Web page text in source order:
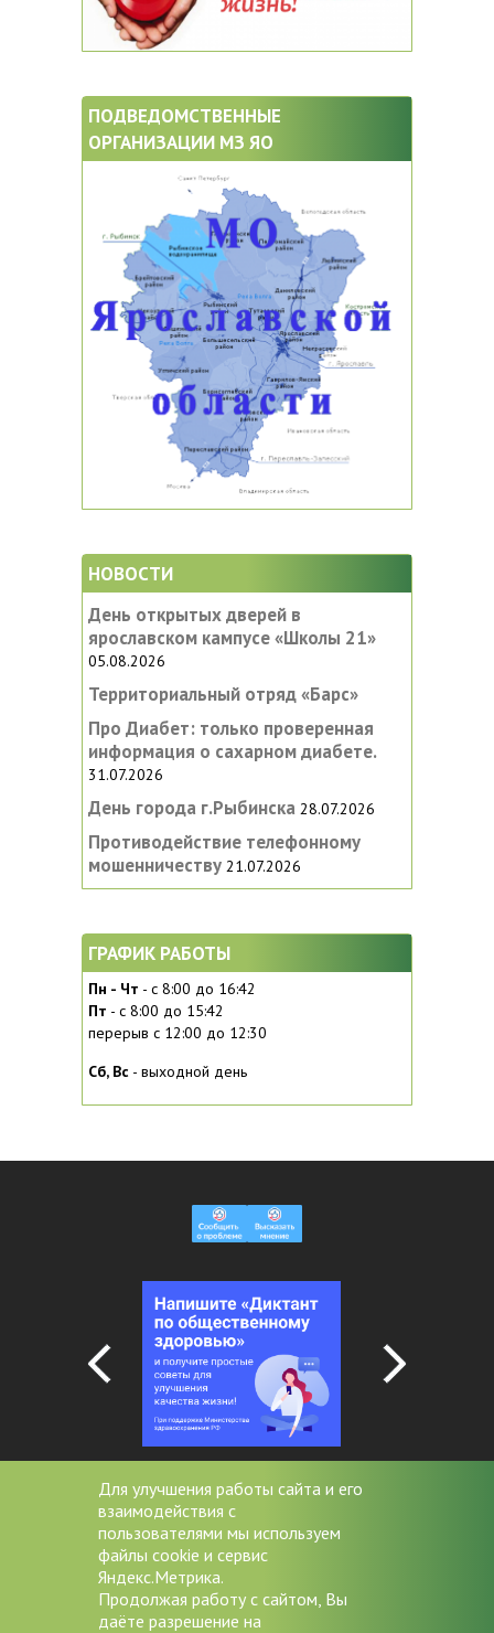
ПОДВЕДОМСТВЕННЫЕ
ОРГАНИЗАЦИИ МЗ ЯО
НОВОСТИ
День открытых дверей в
ярославском кампусе «‎Школы 21»
05.08.2026
Территориальный отряд «Барс»
Про Диабет: только проверенная
информация о сахарном диабете.
31.07.2026
День города г.Рыбинска 28.07.2026
Противодействие телефонному
мошенничеству 21.07.2026
ГРАФИК РАБОТЫ
Пн - Чт - с 8:00 до 16:42
Пт - с 8:00 до 15:42
перерыв с 12:00 до 12:30
Сб, Вc - выходной день
+7 (4852) 20-53-08
miac@zdrav76.ru
150000 г. Ярославль, Советская
Для улучшения работы сайта и его
взаимодействия с
пользователями мы используем
файлы cookie и сервис
Яндекс.Метрика.
Продолжая работу с сайтом, Вы
даёте разрешение на